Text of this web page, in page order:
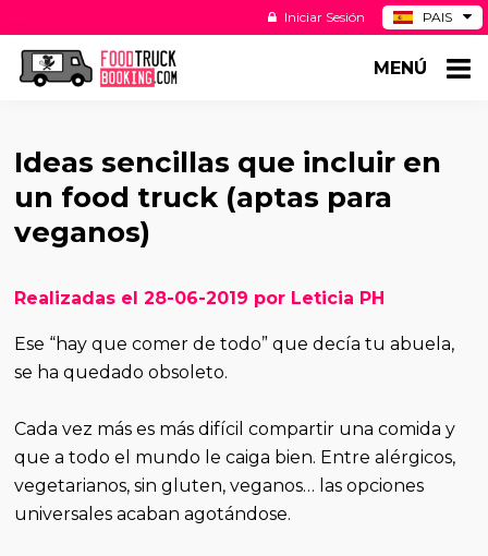
PAIS
DE
Iniciar Sesión
MENÚ
Ideas sencillas que incluir en
un food truck (aptas para
veganos)
Realizadas el 28-06-2019 por Leticia PH
Ese “hay que comer de todo” que decía tu abuela,
se ha quedado obsoleto.
Cada vez más es más difícil compartir una comida y
que a todo el mundo le caiga bien. Entre alérgicos,
vegetarianos, sin gluten, veganos… las opciones
universales acaban agotándose.